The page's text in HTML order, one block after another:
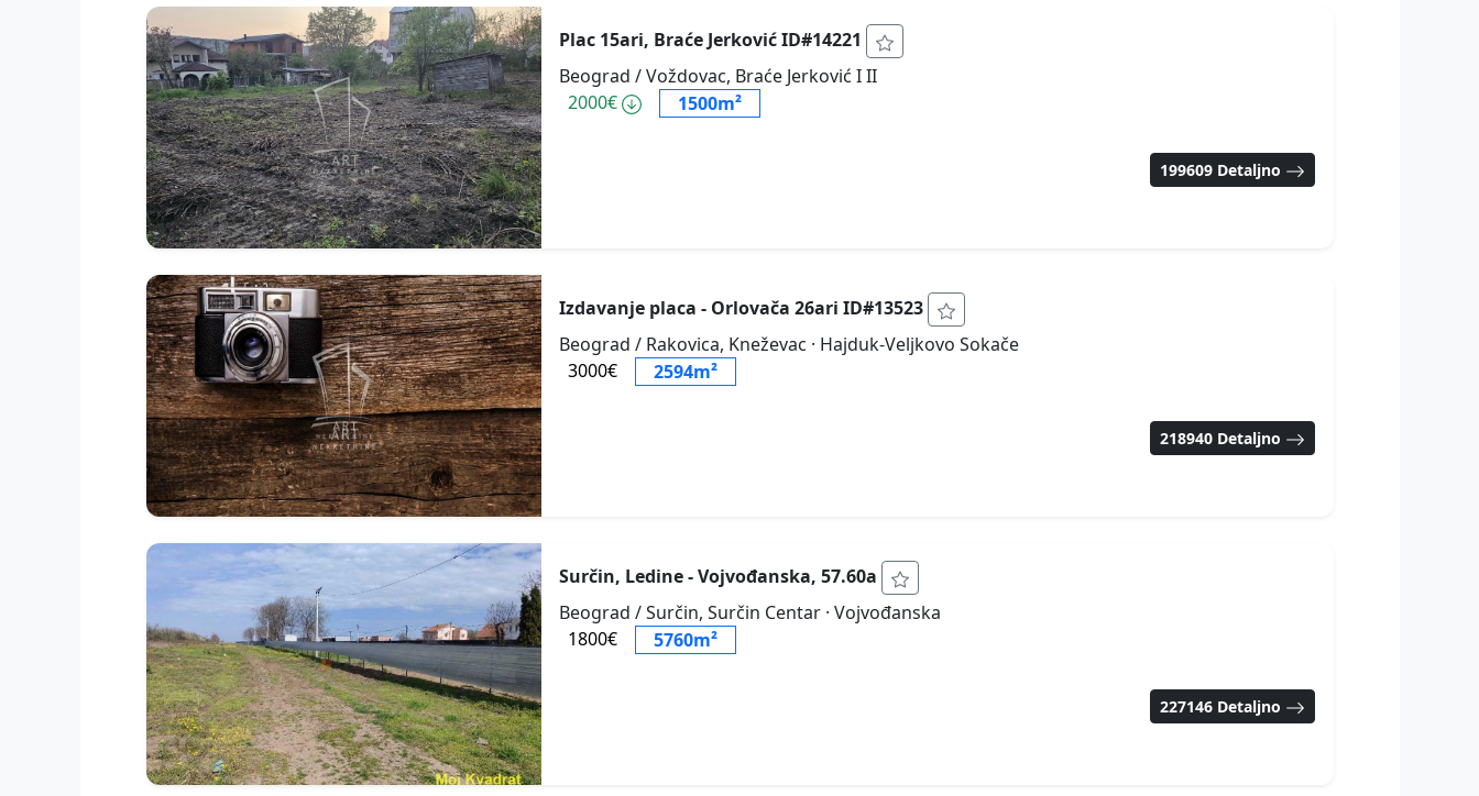
Plac 15ari, Braće Jerković ID#14221
Beograd / Voždovac, Braće Jerković I II
2000€
1500m²
199609 Detaljno
Izdavanje placa - Orlovača 26ari ID#13523
Beograd / Rakovica, Kneževac · Hajduk-Veljkovo Sokače
3000€
2594m²
218940 Detaljno
Surčin, Ledine - Vojvođanska, 57.60a
Beograd / Surčin, Surčin Centar · Vojvođanska
1800€
5760m²
227146 Detaljno